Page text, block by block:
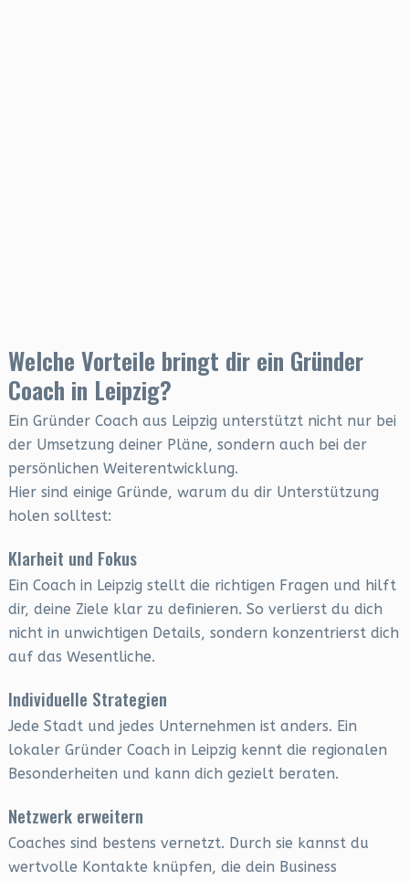
Welche Vorteile bringt dir ein Gründer
Coach in Leipzig?
Ein Gründer Coach aus Leipzig unterstützt nicht nur bei
der Umsetzung deiner Pläne, sondern auch bei der
persönlichen Weiterentwicklung.
Hier sind einige Gründe, warum du dir Unterstützung
holen solltest:
Klarheit und Fokus
Ein Coach in Leipzig stellt die richtigen Fragen und hilft
dir, deine Ziele klar zu definieren. So verlierst du dich
nicht in unwichtigen Details, sondern konzentrierst dich
auf das Wesentliche.
Individuelle Strategien
Jede Stadt und jedes Unternehmen ist anders. Ein
lokaler Gründer Coach in Leipzig kennt die regionalen
Besonderheiten und kann dich gezielt beraten.
Netzwerk erweitern
Coaches sind bestens vernetzt. Durch sie kannst du
wertvolle Kontakte knüpfen, die dein Business